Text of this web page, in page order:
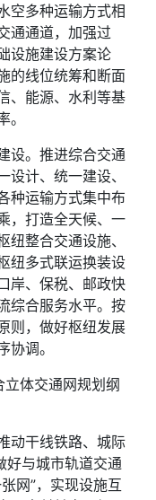
空多种运输方式相
通通道，加强过
设施建设方案论
的线位统筹和断面
、能源、水利等基
。推进综合交通
计、统一建设、
种运输方式集中布
，打造全天候、一
整合交通设施、
纽多式联运换装设
岸、保税、邮政快
综合服务水平。按
则，做好枢纽发展
调。
干线铁路、城际
好与城市轨道交通
网”，实现设施互